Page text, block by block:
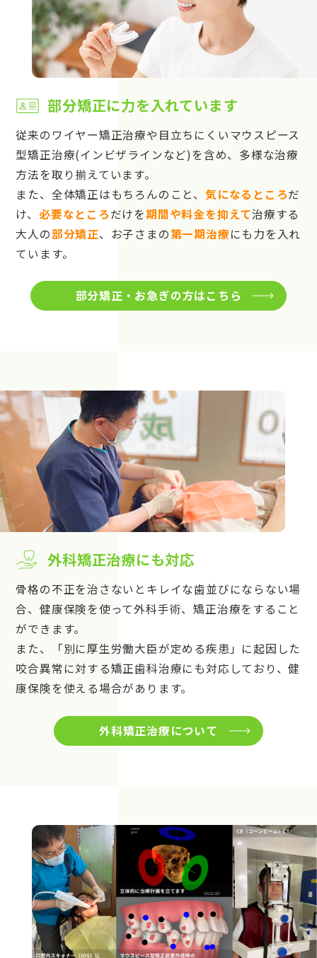
部分矯正に力を入れています
従来のワイヤー矯正治療や目立ちにくいマウスピース
型矯正治療(インビザラインなど)を含め、多様な治療
方法を取り揃えています。
また、全体矯正はもちろんのこと、 気になるところだ
け、 必要なところだけを期間や料金を抑えて治療する
大人の部分矯正、お子さまの第一期治療にも力を入れ
ています。
部分矯正・お急ぎの方はこちら
外科矯正治療にも対応
骨格の不正を治さないとキレイな歯並びにならない場
合、健康保険を使って外科手術、矯正治療をすること
ができます。
また、「別に厚生労働大臣が定める疾患」に起因した
咬合異常に対する矯正歯科治療にも対応しており、健
康保険を使える場合があります。
外科矯正治療について